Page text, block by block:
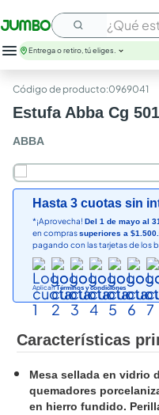
¿Qué estás
huevos
arroz
nutribela
aceite
queso
pollo
carne
Entrega o retiro, tú eliges.
:0969041
Estufa Abba Cg
ABBA
Hasta 3 cuotas sin
*¡Aprovecha! Del 1 de mayo al
en comprassuperiores a
pagando con las tarjetas de los
AplicanTérminos y condiciones
Características
Mesa sellada en vidrio
quemadores
en hierro fundido.